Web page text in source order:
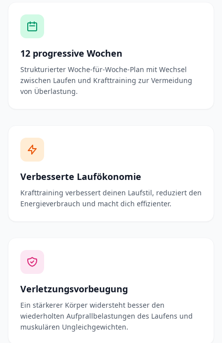
12 progressive Wochen
Strukturierter Woche-für-Woche-Plan mit Wechsel
zwischen Laufen und Krafttraining zur Vermeidung
von Überlastung.
Verbesserte Laufökonomie
Krafttraining verbessert deinen Laufstil, reduziert den
Energieverbrauch und macht dich effizienter.
Verletzungsvorbeugung
Ein stärkerer Körper widersteht besser den
wiederholten Aufprallbelastungen des Laufens und
muskulären Ungleichgewichten.